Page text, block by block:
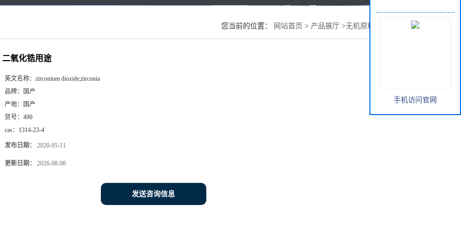
您当前的位置： 网站首页 > 产品展厅 >无机原料 二氧化锆用途
二氧化锆用途
英文名称： zirconium dioxide;zirconia
品牌：
国产
产地：
国产
货号： 490
cas： 1314-23-4
发布日期： 2020-05-11
更新日期： 2026-08-08
发送咨询信息
手机访问官网